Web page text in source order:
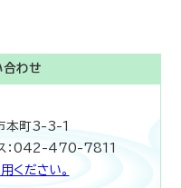
合わせ
本町3-3-1
：042-470-7811
ください。